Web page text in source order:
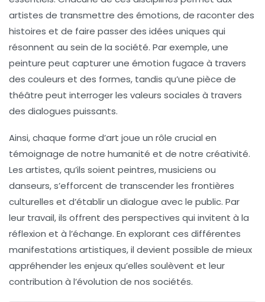
artistes de transmettre des émotions, de raconter des
histoires et de faire passer des idées uniques qui
résonnent au sein de la société. Par exemple, une
peinture peut capturer une émotion fugace à travers
des couleurs et des formes, tandis qu’une pièce de
théâtre peut interroger les valeurs sociales à travers
des dialogues puissants.
Ainsi, chaque forme d’art joue un rôle crucial en
témoignage de notre humanité et de notre créativité.
Les artistes, qu’ils soient peintres, musiciens ou
danseurs, s’efforcent de transcender les frontières
culturelles et d’établir un dialogue avec le public. Par
leur travail, ils offrent des perspectives qui invitent à la
réflexion et à l’échange. En explorant ces différentes
manifestations artistiques, il devient possible de mieux
appréhender les enjeux qu’elles soulèvent et leur
contribution à l’évolution de nos sociétés.